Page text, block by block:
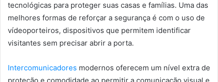
tecnológicas para proteger suas casas e famílias. Uma das
melhores formas de reforçar a segurança é com o uso de
vídeoporteiros, dispositivos que permitem identificar
visitantes sem precisar abrir a porta.
Intercomunicadores modernos oferecem um nível extra de